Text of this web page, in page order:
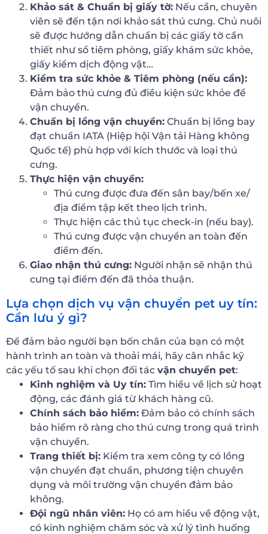
Khảo sát & Chuẩn bị giấy tờ: Nếu cần, chuyên
viên sẽ đến tận nơi khảo sát thú cưng. Chủ nuôi
sẽ được hướng dẫn chuẩn bị các giấy tờ cần
thiết như sổ tiêm phòng, giấy khám sức khỏe,
giấy kiểm dịch động vật…
Kiểm tra sức khỏe & Tiêm phòng (nếu cần):
Đảm bảo thú cưng đủ điều kiện sức khỏe để
vận chuyển.
Chuẩn bị lồng vận chuyển: Chuẩn bị lồng bay
đạt chuẩn IATA (Hiệp hội Vận tải Hàng không
Quốc tế) phù hợp với kích thước và loại thú
cưng.
Thực hiện vận chuyển:
Thú cưng được đưa đến sân bay/bến xe/
địa điểm tập kết theo lịch trình.
Thực hiện các thủ tục check-in (nếu bay).
Thú cưng được vận chuyển an toàn đến
điểm đến.
Giao nhận thú cưng: Người nhận sẽ nhận thú
cưng tại điểm đến đã thỏa thuận.
Lựa chọn dịch vụ vận chuyển pet uy tín:
Cần lưu ý gì?
Để đảm bảo người bạn bốn chân của bạn có một
hành trình an toàn và thoải mái, hãy cân nhắc kỹ
các yếu tố sau khi chọn đối tác vận chuyển pet:
Kinh nghiệm và Uy tín: Tìm hiểu về lịch sử hoạt
động, các đánh giá từ khách hàng cũ.
Chính sách bảo hiểm: Đảm bảo có chính sách
bảo hiểm rõ ràng cho thú cưng trong quá trình
vận chuyển.
Trang thiết bị: Kiểm tra xem công ty có lồng
vận chuyển đạt chuẩn, phương tiện chuyên
dụng và môi trường vận chuyển đảm bảo
không.
Đội ngũ nhân viên: Họ có am hiểu về động vật,
có kinh nghiệm chăm sóc và xử lý tình huống